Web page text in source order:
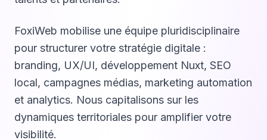
FoxiWeb mobilise une équipe pluridisciplinaire
pour structurer votre stratégie digitale :
branding, UX/UI, développement Nuxt, SEO
local, campagnes médias, marketing automation
et analytics. Nous capitalisons sur les
dynamiques territoriales pour amplifier votre
visibilité.